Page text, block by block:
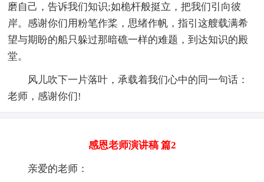
磨自己，告诉我们知识;如桅杆般挺立，把我们引向彼
岸。感谢你们用粉笔作桨，思绪作帆，指引这艘载满希
望与期盼的船只躲过那暗礁一样的难题，到达知识的殿
堂。
风儿吹下一片落叶，承载着我们心中的同一句话：
老师，感谢你们!
感恩老师演讲稿 篇2
亲爱的老师：